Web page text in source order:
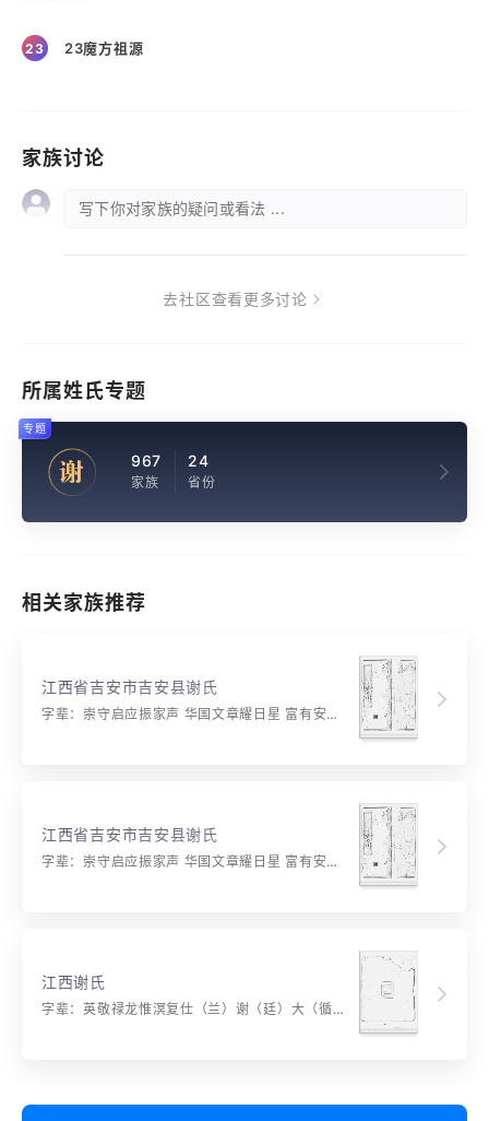
23 23魔方祖源
家族讨论
写下你对家族的疑问或看法 ...
去社区查看更多讨论
所属姓氏专题
谢 967
家族
24
省份
专题
相关家族推荐
江西省吉安市吉安县谢氏
字辈：崇守启应振家声 华国文章耀日星 富有安居善继述 贵膺永锡显芳名
江西省吉安市吉安县谢氏
字辈：崇守启应振家声 华国文章耀日星 富有安居善继述 贵膺永锡显芳名
江西谢氏
字辈：英敬禄龙惟溟复仕（兰）谢（廷）大（循）必（润）胜（圣）龙文世上启洪名亦传永昌锡林作述经史延道统日近东山旺缙绅